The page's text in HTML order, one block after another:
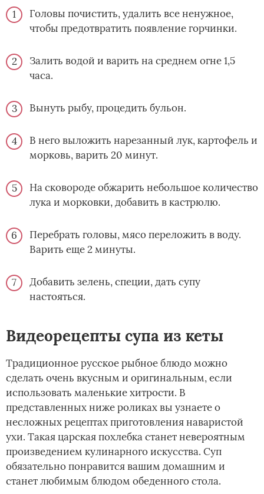
Головы почистить, удалить все ненужное,
чтобы предотвратить появление горчинки.
Залить водой и варить на среднем огне 1,5
часа.
Вынуть рыбу, процедить бульон.
В него выложить нарезанный лук, картофель и
морковь, варить 20 минут.
На сковороде обжарить небольшое количество
лука и морковки, добавить в кастрюлю.
Перебрать головы, мясо переложить в воду.
Варить еще 2 минуты.
Добавить зелень, специи, дать супу
настояться.
Видеорецепты супа из кеты
Традиционное русское рыбное блюдо можно
сделать очень вкусным и оригинальным, если
использовать маленькие хитрости. В
представленных ниже роликах вы узнаете о
несложных рецептах приготовления наваристой
ухи. Такая царская похлебка станет невероятным
произведением кулинарного искусства. Суп
обязательно понравится вашим домашним и
станет любимым блюдом обеденного стола.